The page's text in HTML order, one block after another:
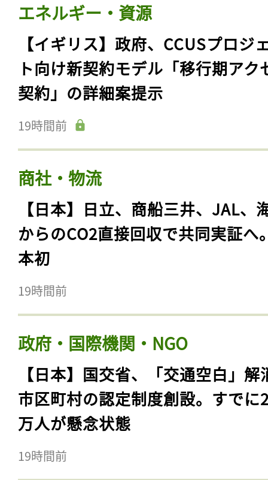
エネルギー・資源
【イギリス】政府、CCUSプロジ
ト向け新契約モデル「移行期アク
契約」の詳細案提示
19時間前
商社・物流
【日本】日立、商船三井、JAL、
からのCO2直接回収で共同実証へ
本初
19時間前
政府・国際機関・NGO
【日本】国交省、「交通空白」解
市区町村の認定制度創設。すでに
万人が懸念状態
19時間前